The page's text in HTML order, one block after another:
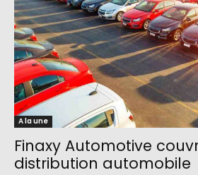
A la une
Finaxy Automotive
distribution automobile